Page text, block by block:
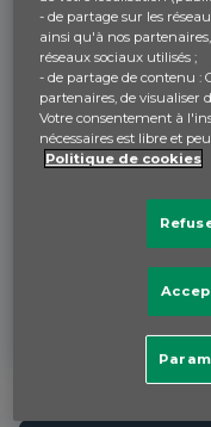
- de partage sur les
ainsi qu'à nos
réseaux sociaux utilisés ;
- de partage de contenu :
partenaires, de visualiser
Votre consentement à
nécessaires est libre et
Politique de cookies